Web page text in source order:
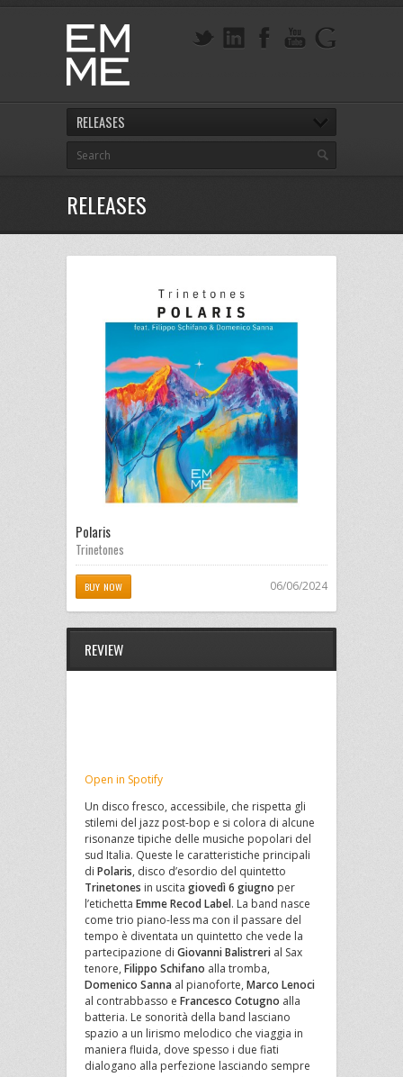
RELEASES
RELEASES
Polaris
Trinetones
BUY NOW 06/06/2024
REVIEW
Open in Spotify
Un disco fresco, accessibile, che rispetta gli
stilemi del jazz post-bop e si colora di alcune
risonanze tipiche delle musiche popolari del
sud Italia. Queste le caratteristiche principali
di Polaris, disco d’esordio del quintetto
Trinetones in uscita giovedì 6 giugno per
l’etichetta Emme Recod Label. La band nasce
come trio piano-less ma con il passare del
tempo è diventata un quintetto che vede la
partecipazione di Giovanni Balistreri al Sax
tenore, Filippo Schifano alla tromba,
Domenico Sanna al pianoforte, Marco Lenoci
al contrabbasso e Francesco Cotugno alla
batteria. Le sonorità della band lasciano
spazio a un lirismo melodico che viaggia in
maniera fluida, dove spesso i due fiati
dialogano alla perfezione lasciando sempre